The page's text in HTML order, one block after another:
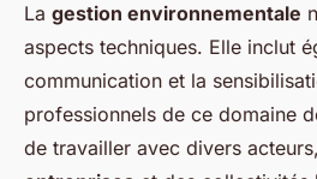
La gestion environnementale
aspects techniques. Elle inclut
communication et la
professionnels de ce domaine
de travailler avec divers